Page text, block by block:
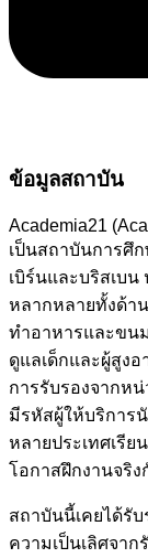
ข้อมูลสถาบัน
Academia21
เป็นสถาบันการศึ
เบิร์นและบริสเบน
หลากหลายทั้งด้า
ทำอาหารและขนม
ดูแลเด็กและผู้สูง
การรับรองจากห
มีรหัสผู้ให้บริการ
หลายประเทศเรี
โอกาสฝึกงานจริง
สถาบันนี้เคยได้รั
ความเป็นเลิศจาก